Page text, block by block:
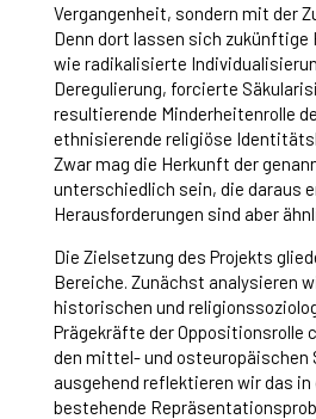
Vergangenheit, sondern mit der
Denn dort lassen sich zukünftige
wie radikalisierte
Deregulierung, forcierte
resultierende Minderheitenrolle
ethnisierende religiöse
Zwar mag die Herkunft der
unterschiedlich sein, die daraus
Herausforderungen sind aber
Die Zielsetzung des Projekts
Bereiche. Zunächst analysieren
historischen und
Prägekräfte der Oppositionsrolle
den mittel- und osteuropäischen
ausgehend reflektieren wir das in
bestehende